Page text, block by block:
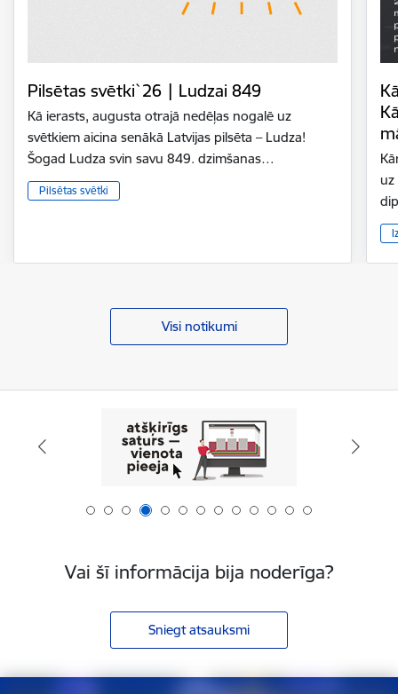
Pilsētas svētki`26 | Ludzai 849
Kā ierasts, augusta otrajā nedēļas nogalē uz
svētkiem aicina senākā Latvijas pilsēta – Ludza!
Šogad Ludza svin savu 849. dzimšanas…
Pilsētas svētki
uz
Visi notikumi
Vai šī informācija bija noderīga?
Sniegt atsauksmi